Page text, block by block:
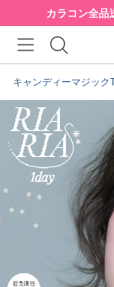
カラコン全品
キャンディーマジック